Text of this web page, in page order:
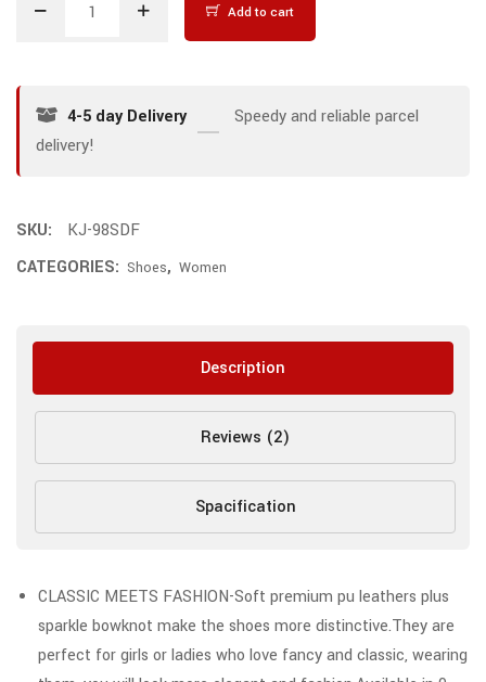
Add to cart
4-5 day Delivery
Speedy and reliable parcel
delivery!
SKU:
KJ-98SDF
CATEGORIES: Shoes, Women
Description
Reviews (2)
Spacification
CLASSIC MEETS FASHION-Soft premium pu leathers plus
sparkle bowknot make the shoes more distinctive.They are
perfect for girls or ladies who love fancy and classic, wearing